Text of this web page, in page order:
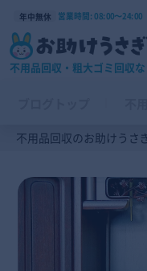
年中無休 営業時間: 08:00〜24:00
不用品回収・粗大ゴミ回収
不用品回収のお助けうさ